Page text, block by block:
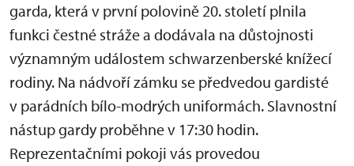
garda, která v první polovině 20. století plnila
funkci čestné stráže a dodávala na důstojnosti
významným událostem schwarzenberské knížecí
rodiny. Na nádvoří zámku se předvedou gardisté
v parádních bílo-modrých uniformách. Slavnostní
nástup gardy proběhne v 17:30 hodin.
Reprezentačními pokoji vás provedou